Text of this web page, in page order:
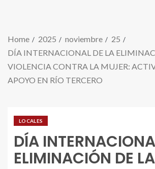
Home 2025 noviembre
25
DÍA INTERNACIONAL DE LA
VIOLENCIA CONTRA LA MUJER:
APOYO EN RÍO TERCERO
LOCALES
DÍA
ELIMINACIÓN DE LA